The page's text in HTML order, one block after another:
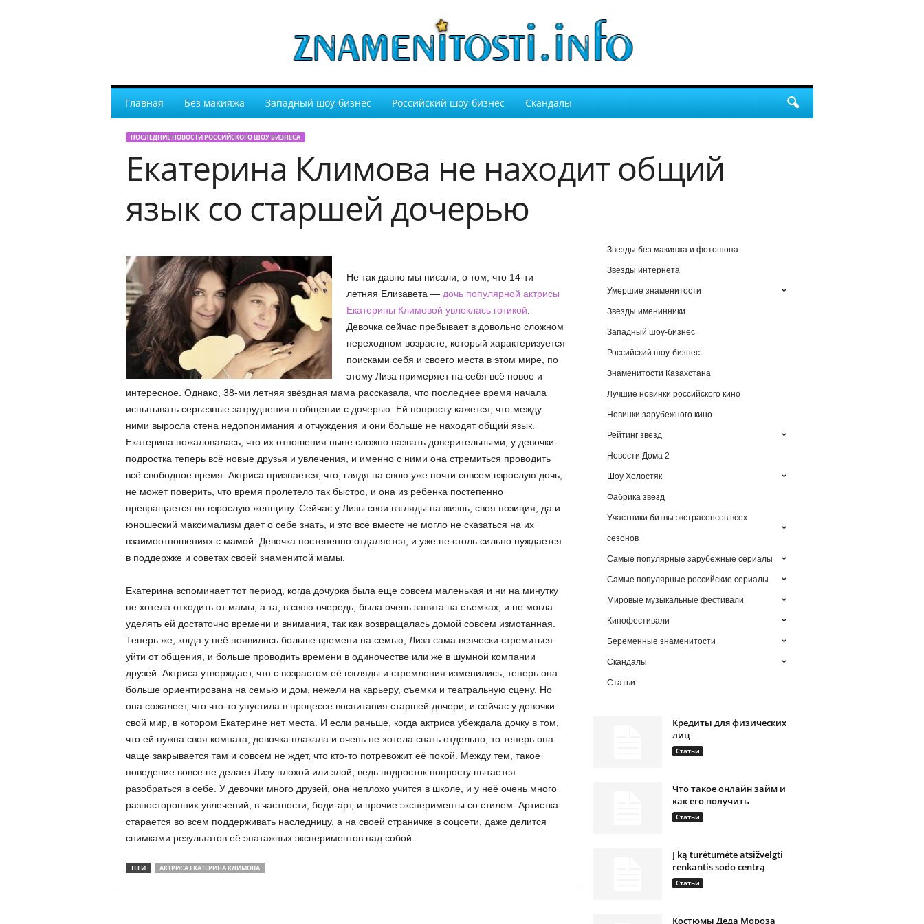
Главная Без макияжа Западный шоу-бизнес Российский шоу-бизнес Скандалы
ПОСЛЕДНИЕ НОВОСТИ РОССИЙСКОГО ШОУ БИЗНЕСА
Екатерина Климова не находит общий
язык со старшей дочерью
Не так давно мы писали, о том, что 14-ти
летняя Елизавета — дочь популярной актрисы
Екатерины Климовой увлеклась готикой
Девочка сейчас пребывает в довольно сложном
переходном возрасте, который характеризуется
поисками себя и своего места в этом мире, по
этому Лиза примеряет на себя всё новое и
интересное. Однако, 38-ми летняя звёздная мама рассказала, что последнее время начала
испытывать серьезные затруднения в общении с дочерью. Ей попросту кажется, что между
ними выросла стена недопонимания и отчуждения и они больше не находят общий язык.
Екатерина пожаловалась, что их отношения ныне сложно назвать доверительными, у девочки-
подростка теперь всё новые друзья и увлечения, и именно с ними она стремиться проводить
всё свободное время. Актриса признается, что, глядя на свою уже почти совсем взрослую дочь,
не может поверить, что время пролетело так быстро, и она из ребенка постепенно
превращается во взрослую женщину. Сейчас у Лизы свои взгляды на жизнь, своя позиция, да и
юношеский максимализм дает о себе знать, и это всё вместе не могло не сказаться на их
взаимоотношениях с мамой. Девочка постепенно отдаляется, и уже не столь сильно нуждается
в поддержке и советах своей знаменитой мамы.
Екатерина вспоминает тот период, когда дочурка была еще совсем маленькая и ни на минутку
не хотела отходить от мамы, а та, в свою очередь, была очень занята на съемках, и не могла
уделять ей достаточно времени и внимания, так как возвращалась домой совсем измотанная.
Теперь же, когда у неё появилось больше времени на семью, Лиза сама всячески стремиться
уйти от общения, и больше проводить времени в одиночестве или же в шумной компании
друзей. Актриса утверждает, что с возрастом её взгляды и стремления изменились, теперь она
больше ориентирована на семью и дом, нежели на карьеру, съемки и театральную сцену. Но
она сожалеет, что что-то упустила в процессе воспитания старшей дочери, и сейчас у девочки
свой мир, в котором Екатерине нет места. И если раньше, когда актриса убеждала дочку в том,
что ей нужна своя комната, девочка плакала и очень не хотела спать отдельно, то теперь она
чаще закрывается там и совсем не ждет, что кто-то потревожит её покой. Между тем, такое
поведение вовсе не делает Лизу плохой или злой, ведь подросток попросту пытается
разобраться в себе. У девочки много друзей, она неплохо учится в школе, и у неё очень много
разносторонних увлечений, в частности, боди-арт, и прочие эксперименты со стилем. Артистка
старается во всем поддерживать наследницу, а на своей страничке в соцсети, даже делится
снимками результатов её эпатажных экспериментов над собой.
ТЕГИ АКТРИСА ЕКАТЕРИНА КЛИМОВА
Звезды без макияжа и фотошопа
Звезды интернета
Умершие знаменитости
Звезды именинники
Западный шоу-бизнес
Российский шоу-бизнес
Знаменитости Казахстана
Лучшие новинки российского кино
Новинки зарубежного кино
Рейтинг звезд
Новости Дома 2
Шоу Холостяк
Фабрика звезд
Участники битвы экстрасенсов всех
сезонов
Самые популярные зарубежные сериалы
Самые популярные российские сериалы
Мировые музыкальные фестивали
Кинофестивали
Беременные знаменитости
Скандалы
Статьи
Кредиты для физических
лиц
Статьи
Что такое онлайн займ и
как его получить
Статьи
Į ką turėtumėte atsižvelgti
renkantis sodo centrą
Статьи
Костюмы Деда Мороза